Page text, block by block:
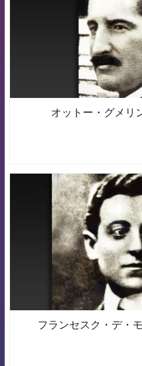
オットー・グメリ
フランセスク・デ・